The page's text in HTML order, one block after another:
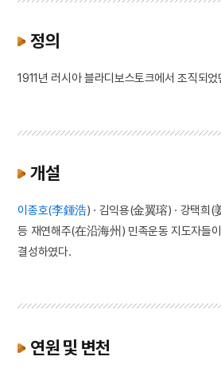
정의
1911년 러시아 블라디보스토크에서 조직되
개설
이종호(李鍾浩) · 김익용(金翼瑢) · 강택희(
등 재연해주(在沿海州) 민족운동 지도자들
결성하였다.
연원 및 변천